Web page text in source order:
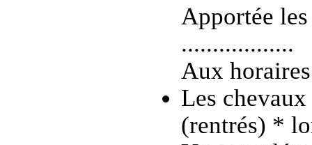
Apportée
..................
Aux
Les
(rentrés) *